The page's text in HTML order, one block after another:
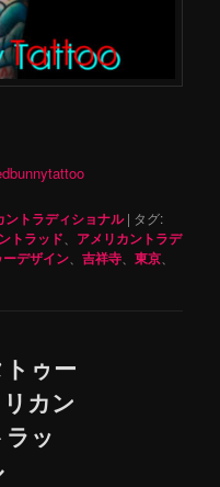
ントラディショナル | タグ:
トラッド
アメリカントラデ
ーデザイン 、吉祥寺 、東京
ゥー
カン
ッ